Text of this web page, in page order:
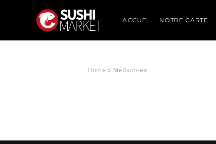
ACCUEIL NOTRE CARTE
Home » Medium-es